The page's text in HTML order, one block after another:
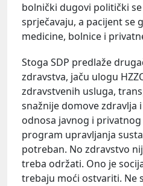
bolnički dugovi politički
sprječavaju, a pacijent se
medicine, bolnice i
Stoga SDP predlaže
zdravstva, jaču ulogu
zdravstvenih usluga,
snažnije domove zdravlja
odnosa javnog i
program upravljanja
potreban. No zdravstvo
treba održati. Ono je
trebaju moći ostvariti. Ne